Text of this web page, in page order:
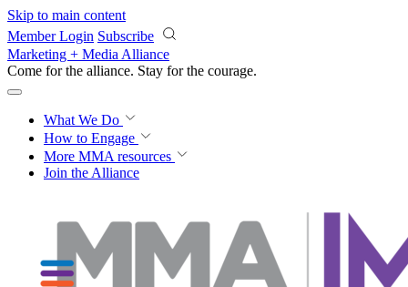
Skip to main content
Member Login Subscribe
Marketing + Media Alliance
Come for the alliance. Stay for the courage.
What We Do
How to Engage
More MMA resources
Join the Alliance